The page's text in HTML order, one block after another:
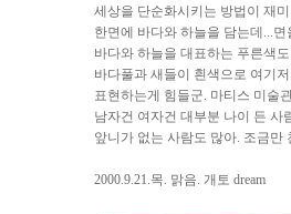
세상을 단순화시키는 방법이 재
한면에 바다와 하늘을 담는데...
바다와 하늘을 대표하는 푸른색
바다풀과 새들이 흰색으로 여기
표현하는게 힘들군. 마티스 미술
남자건 여자건 대부분 나이 든 사
앞니가 없는 사람도 많아. 조금만
2000.9.21.목. 맑음. 개토 dream